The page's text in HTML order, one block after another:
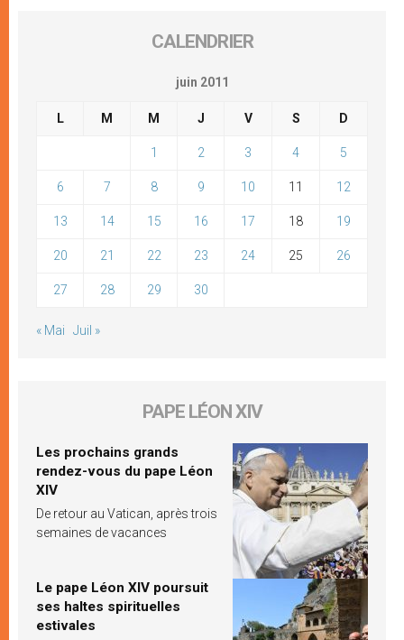
CALENDRIER
juin 2011
L M M J V S D
1 2 3 4 5
6 7 8 9 10 11 12
13 14 15 16 17 18 19
20 21 22 23 24 25 26
27 28 29 30
« Mai Juil »
PAPE LÉON XIV
Les prochains grands
rendez-vous du pape Léon
XIV
De retour au Vatican, après trois
semaines de vacances
Le pape Léon XIV poursuit
ses haltes spirituelles
estivales